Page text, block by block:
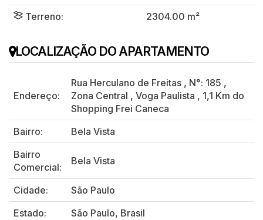
Terreno:
2304.00 m²
LOCALIZAÇÃO DO APARTAMENTO
Endereço:
Rua Herculano de Freitas , N°: 185 ,
Zona Central , Voga Paulista , 1,1 Km do
Shopping Frei Caneca
Bairro:
Bela Vista
Bairro
Comercial:
Bela Vista
Cidade:
São Paulo
Estado:
São Paulo, Brasil